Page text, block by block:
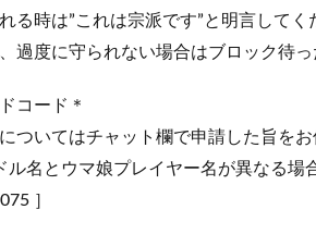
る時は”これは宗派です”と明言してく
過度に守られない場合はブロック待
コード＊
ついてはチャット欄で申請した旨を
ル名とウマ娘プレイヤー名が異なる
］